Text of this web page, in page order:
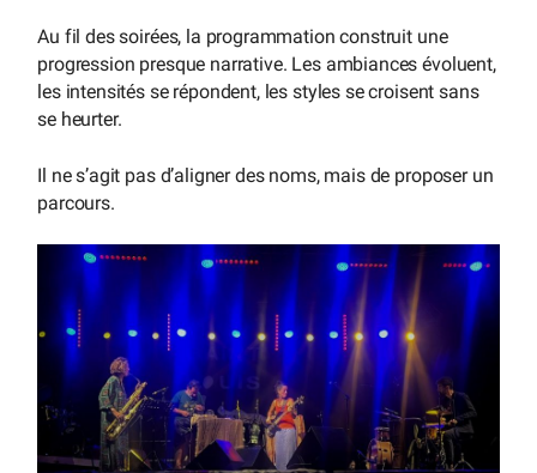
Au fil des soirées, la programmation construit une
progression presque narrative. Les ambiances évoluent,
les intensités se répondent, les styles se croisent sans
se heurter.
Il ne s’agit pas d’aligner des noms, mais de proposer un
parcours.